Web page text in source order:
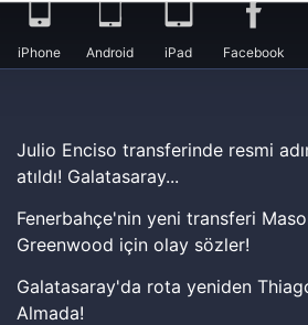
İnternet Sitemizde kendimize ve
işlenmekte olup gerekli olan
alan panel vasıtasıyla
Metnimiziziyaret edebilirsiniz.
uyarınca hazırlanmış
ilgili bilgi almak için lütfen
iPhone Android iPad Facebook
Julio Enciso transferinde resmi
atıldı! Galatasaray...
Fenerbahçe'nin yeni transferi
Greenwood için olay sözler!
Galatasaray'da rota yeniden
Almada!